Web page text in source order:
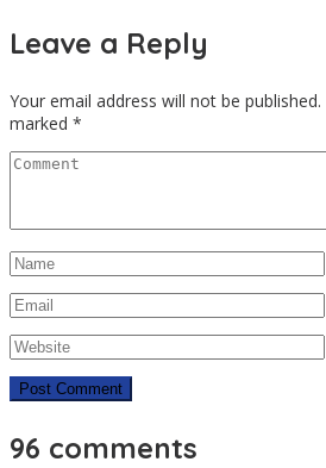
Leave a Reply
Your email address will not be published.
marked *
96 comments